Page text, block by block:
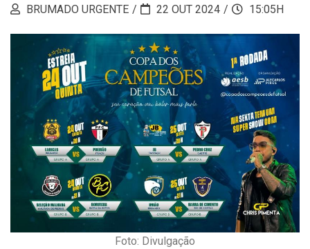
BRUMADO URGENTE 22 OUT 2024 15:05H
Foto: Divulgação